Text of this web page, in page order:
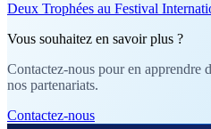
Deux Trophées au Festival
Vous souhaitez en savoir plus ?
Contactez-nous pour en apprendre
nos partenariats.
Contactez-nous